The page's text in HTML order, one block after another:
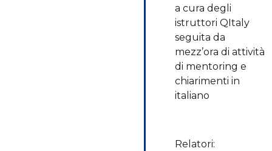
a cura degli
istruttori QItaly
seguita da
mezz’ora di attività
di mentoring e
chiarimenti in
italiano
Relatori: